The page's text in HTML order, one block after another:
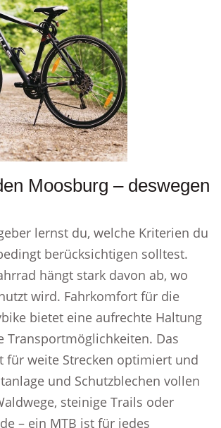
Moosburg – deswegen
lernst du, welche Kriterien du
berücksichtigen solltest.
hängt stark davon ab, wo
wird. Fahrkomfort für die
bietet eine aufrechte Haltung
Transportmöglichkeiten. Das
für weite Strecken optimiert und
und Schutzblechen vollen
steinige Trails oder
– ein MTB ist für jedes